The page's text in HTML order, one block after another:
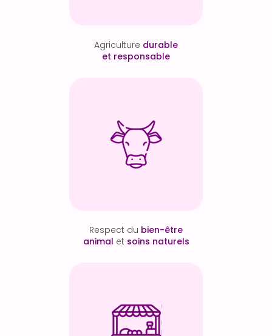
Agriculture durable
et responsable
Respect du bien-être
animal et soins naturels